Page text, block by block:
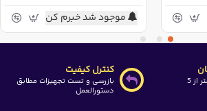
موجود شد خبرم کن
برای سبد خرید بیشتر از 5
کنترل کیفیت
بازرسی و تست تجهیزات مطابق
دستورالعمل